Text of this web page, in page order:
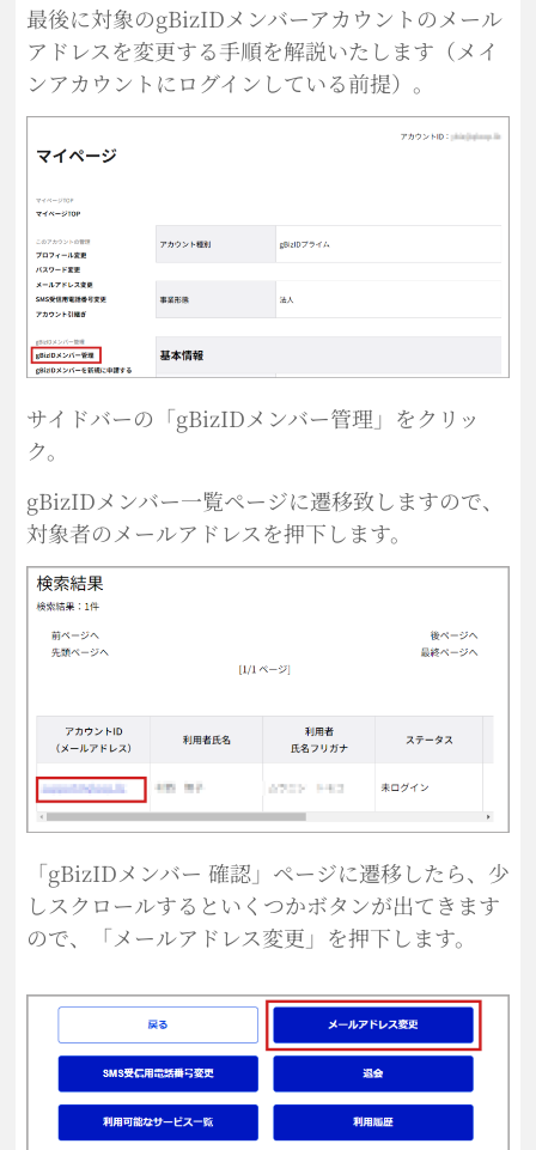
最後に対象のgBizIDメンバーアカウントのメール
アドレスを変更する手順を解説いたします（メイ
ンアカウントにログインしている前提）。
サイドバーの「gBizIDメンバー管理」をクリッ
ク。
gBizIDメンバー一覧ページに遷移致しますので、
対象者のメールアドレスを押下します。
「gBizIDメンバー 確認」ページに遷移したら、少
しスクロールするといくつかボタンが出てきます
ので、「メールアドレス変更」を押下します。